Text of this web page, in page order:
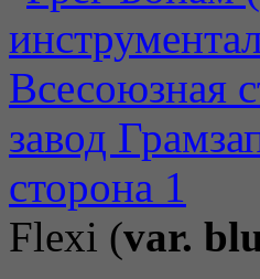
Flexi (var.